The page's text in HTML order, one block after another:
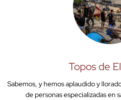
Topos de
Sabemos, y hemos aplaudido y
de personas especializadas en